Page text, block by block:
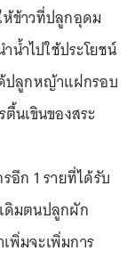
ห้ข้าวที่ปลูกอุดม
น้ำไปใช้ประโยชน์
ปลูกหญ้าแฝกรอบ
นเขินของสระ
อีก 1 รายที่ได้รับ
ดิมตนปลูกผัก
พิ่มจะเพิ่มการ